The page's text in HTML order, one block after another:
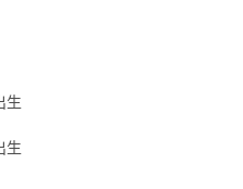
生
生